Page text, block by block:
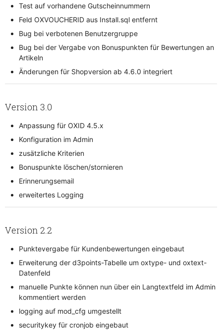
Test auf vorhandene Gutscheinnummern
Feld OXVOUCHERID aus Install.sql entfernt
Bug bei verbotenen Benutzergruppe
Bug bei der Vergabe von Bonuspunkten für Bewertungen an
Artikeln
Änderungen für Shopversion ab 4.6.0 integriert
Version 3.0
Anpassung für OXID 4.5.x
Konfiguration im Admin
zusätzliche Kriterien
Bonuspunkte löschen/stornieren
Erinnerungsemail
erweitertes Logging
Version 2.2
Punktevergabe für Kundenbewertungen eingebaut
Erweiterung der d3points-Tabelle um oxtype- und oxtext-
Datenfeld
manuelle Punkte können nun über ein Langtextfeld im Admin
kommentiert werden
logging auf mod_cfg umgestellt
securitykey für cronjob eingebaut